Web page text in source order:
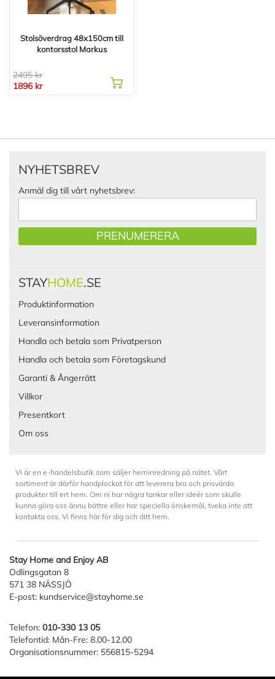
Stolsöverdrag 48x150cm till
kontorsstol Markus
2495 kr
1896 kr
NYHETSBREV
Anmäl dig till vårt nyhetsbrev:
PRENUMERERA
STAYHOME.SE
Produktinformation
Leveransinformation
Handla och betala som Privatperson
Handla och betala som Företagskund
Garanti & Ångerrätt
Villkor
Presentkort
Om oss
Vi är en e-handelsbutik som säljer heminredning på nätet. Vårt
sortiment är därför handplockat för att leverera bra och prisvärda
produkter till ert hem. Om ni har några tankar eller ideér som skulle
kunna göra oss ännu bättre eller har speciella önskemål, tveka inte att
kontakta oss. Vi finns här för dig och ditt hem.
Stay Home and Enjoy AB
Odlingsgatan 8
571 38 NÄSSJÖ
E-post: kundservice@stayhome.se
Telefon: 010-330 13 05
Telefontid: Mån-Fre: 8.00-12.00
Organisationsnummer: 556815-5294